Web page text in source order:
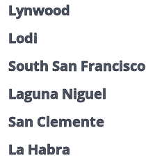
Lynwood
Lodi
South San Francisco
Laguna Niguel
San Clemente
La Habra